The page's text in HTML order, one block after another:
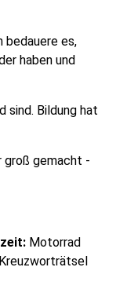
bedauere es,
haben und
sind. Bildung hat
groß gemacht -
Motorrad